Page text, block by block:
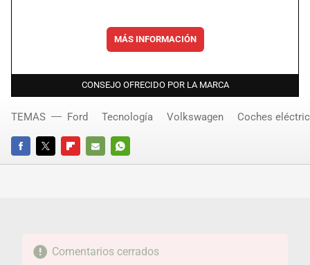
MÁS INFORMACIÓN
CONSEJO OFRECIDO POR LA MARCA
FACEBOOKTWITTERFLIPBOARD
E-
WHATSAPP
TEMAS Ford Tecnología Volkswagen Coches
Comentarios cerrados